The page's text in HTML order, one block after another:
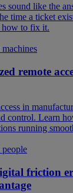
sound like the
time a ticket
how to fix it.
machines
remote
in
control. Learn
running
people
friction